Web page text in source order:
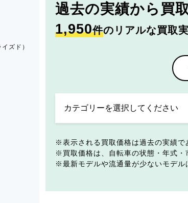
過去の実績から 買
1,950件のリアルな買取
表示される買取価格は過去の実績で
買取価格は、自転車の状態・年式
最新モデルや流通量が少ないモデル
ズド）